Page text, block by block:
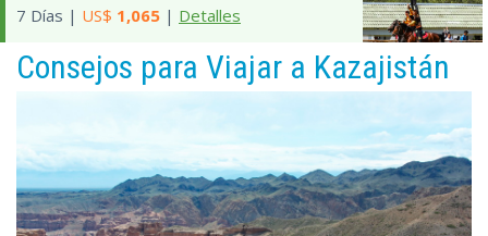
7 Días | US$ 1,065 | Detalles
Consejos para Viajar a Kazajistán